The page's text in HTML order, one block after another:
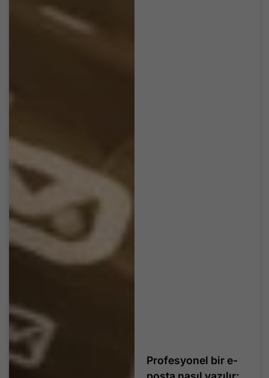
Profesyonel bir e-